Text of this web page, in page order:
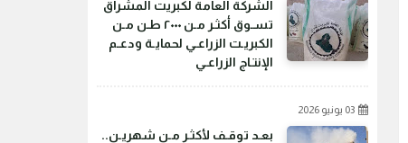
الشركة العامة لكبريت المشراق
تسـوق أكثـر مـن ٢٠٠٠ طـن مـن
الكبريـت الزراعـي لحمايـة ودعـم
الإنتـاج الزراعـي
03 يونيو 2026
بعـد توقـف لأكثـر مـن شهريـن..